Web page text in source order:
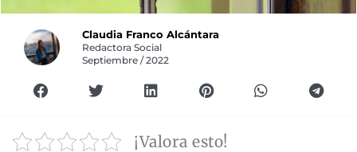
Claudia Franco Alcántara
Redactora Social
Septiembre / 2022
¡Valora esto!